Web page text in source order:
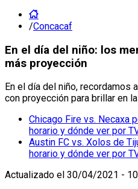
/Concacaf
En el día del niño: los
más proyección
En el día del niño, recordamos
con proyección para brillar en
Chicago Fire vs. Necaxa
horario y dónde ver por
Austin FC vs. Xolos de
horario y dónde ver por
Actualizado el 30/04/2021 -